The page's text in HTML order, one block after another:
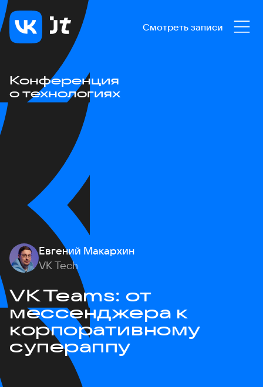
Смотреть записи
Конференция
о технологиях
Евгений Макархин
VK Tech
VK Teams: от
мессенджера к
корпоративному
супераппу